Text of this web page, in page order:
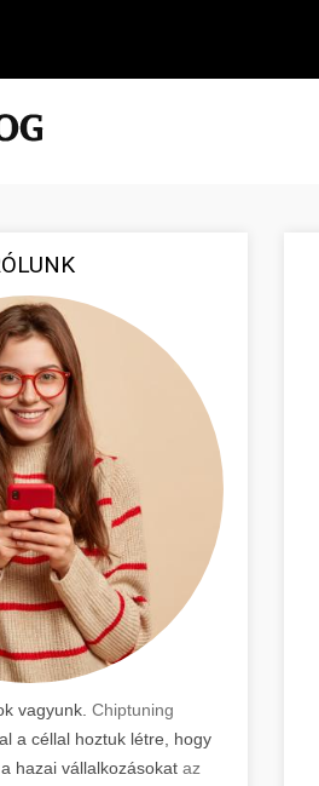
vagyunk. Chiptuning
a céllal hoztuk létre, hogy
hazai vállalkozásokat az